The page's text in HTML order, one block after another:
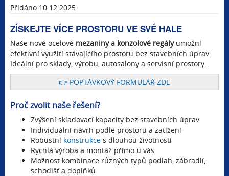
Přidáno 10.12.2025
ZÍSKEJTE VÍCE PROSTORU VE SVÉ HALE
Naše nové ocelové mezaniny a konzolové regályumožní
efektivní využití stávajícího prostoru bez stavebních úprav.
Ideální pro sklady, výrobu, autosalony a servisní prostory.
👉 POPTÁVKOVÝ FORMULÁŘ ZDE
Proč zvolit naše řešení?
Zvýšení skladovací kapacity bez stavebních úprav
Individuální návrh podle prostoru a zatížení
Robustní konstrukce s dlouhou životností
Rychlá výroba a montáž přímo u vás
Možnost kombinace různých typů podlah, zábradlí,
schodišť a doplňků